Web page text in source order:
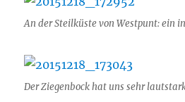
An der Steilküste von Westpunt: ein
Der Ziegenbock hat uns sehr